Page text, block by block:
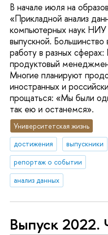
В начале июля на
«Прикладной анализ
компьютерных наук
выпускной.
работу в разных сферах:
продуктовый
Многие планируют
иностранных и
прощаться: «Мы были
так ею и останемся».
Университетская жизнь
достижения
выпускники
репортаж о событии
анализ данных
Выпуск 2022.